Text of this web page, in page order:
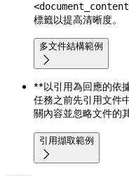
標籤以提高清晰度。
多文件結構範例

**以引用為回應的依
任務之前先引用文件
關內容並忽略文件的
引用擷取範例
